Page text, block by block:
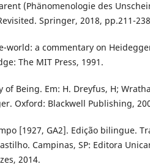
(Phänomenologie des
Springer, 2018, pp.211-
world: a commentary on
The MIT Press, 1991.
of Being. Em: H. Dreyfus, H;
Oxford: Blackwell Publishing,
[1927, GA2]. Edição bilingue.
Campinas, SP: Editora
2014.